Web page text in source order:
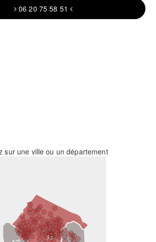
06 20 75 58 51
sur une ville ou un département
31